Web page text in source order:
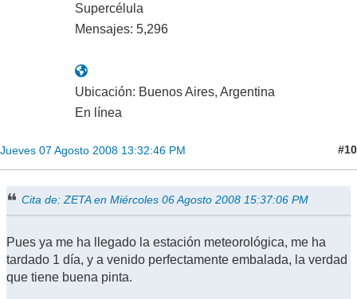
Supercélula
Mensajes: 5,296
Ubicación: Buenos Aires, Argentina
En línea
Jueves 07 Agosto 2008 13:32:46 PM #10
Cita de: ZETA en Miércoles 06 Agosto 2008 15:37:06 PM
Pues ya me ha llegado la estación meteorológica, me ha
tardado 1 día, y a venido perfectamente embalada, la verdad
que tiene buena pinta.